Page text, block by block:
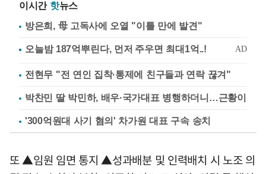
이시간 핫뉴스
방은희, 母 고독사에 오열 "이틀 만에 발견"
전현무 "전 연인 집착·통제에 친구들과 연락 끊겨"
박찬민 딸 박민하, 배우·국가대표 병행하더니…근황이
'300억원대 사기 혐의' 차가원 대표 구속 송치
또 ▲임원 임면 통지 ▲성과배분 및 인력배치 시 노조 의